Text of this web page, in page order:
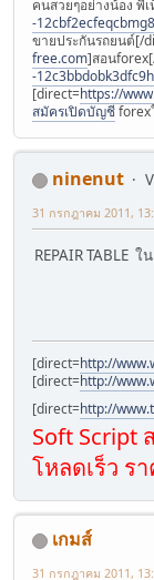
คนสวยๆอย่างน้อง พี่
-
ขายประกันรถยนต์[/
free.com]สอน
-
[direct=https://
สมัครเปิดบัญชี
ninenut
31 กรกฎาคม 2011,
REPAIR TABLE
[direct=http://
[direct=http://
[direct=http://
Soft Script
โหลดเร็ว ร
เกมส์
31 กรกฎาคม 2011,